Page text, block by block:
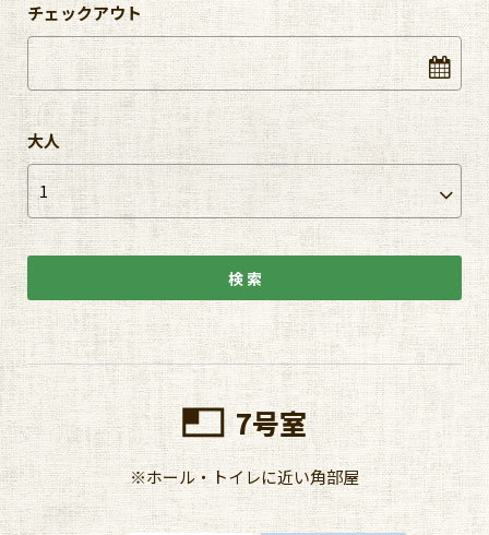
チェックアウト
大人
7号室
※ホール・トイレに近い角部屋